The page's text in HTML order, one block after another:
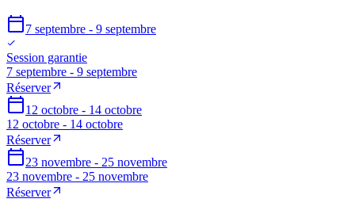
7 septembre - 9 septembre
Session garantie
7 septembre - 9 septembre
Réserver
12 octobre - 14 octobre
12 octobre - 14 octobre
Réserver
23 novembre - 25 novembre
23 novembre - 25 novembre
Réserver